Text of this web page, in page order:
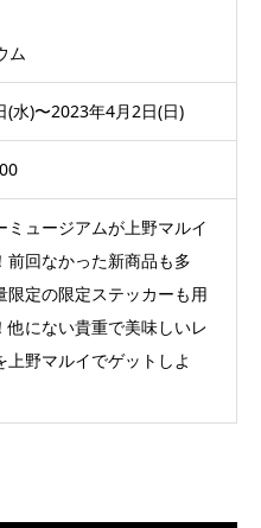
ム
(水)〜2023年4月2日(日)
ミュージアムが上野マルイ
前回なかった新商品も多
限定の限定ステッカーも用
他にない貴重で美味しいレ
上野マルイでゲットしよ